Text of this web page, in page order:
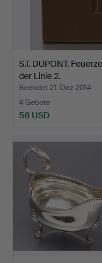
S.T. DUPONT.
der Linie 2.
Beendet 21. Dez 2014
4 Gebote
58 USD